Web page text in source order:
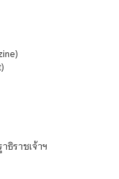
ธิราชเจ้าฯ